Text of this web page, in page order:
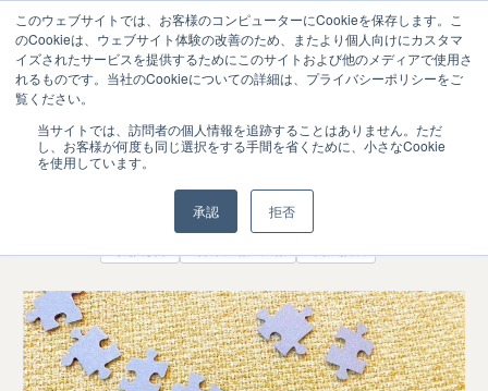
このウェブサイトでは、お客様のコンピューターにCookieを保存します。こ
のCookieは、ウェブサイト体験の改善のため、またより個人向けにカスタマ
イズされたサービスを提供するためにこのサイトおよび他のメディアで使用さ
れるものです。当社のCookieについての詳細は、プライバシーポリシーをご
覧ください。
当サイトでは、訪問者の個人情報を追跡することはありません。ただ
し、お客様が何度も同じ選択をする手間を省くために、小さなCookie
を使用しています。
承認 拒否
02
2024年度入試の全選抜区分中、総合型選
抜の割合が1.6ポイント増加
大学（募集・接続・教学）